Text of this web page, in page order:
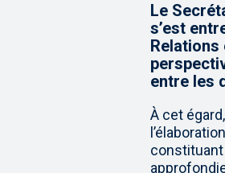
Le
s’est
Relations
entre les
À cet